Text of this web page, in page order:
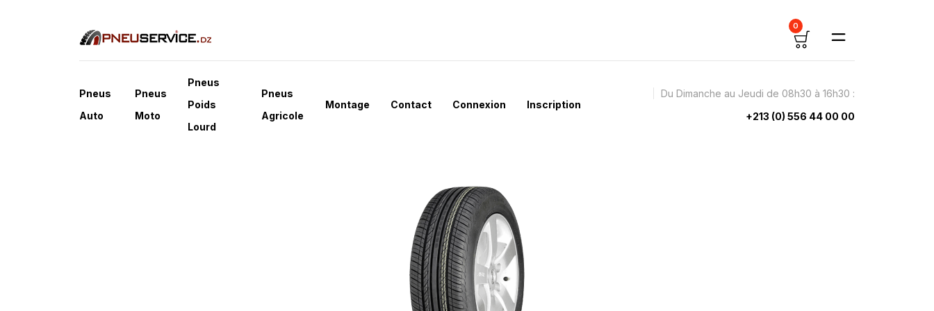
0
Pneus
Auto
Pneus
Moto
Pneus
Poids
Lourd
Pneus
Agricole
Montage Contact Connexion Inscription
Du Dimanche au Jeudi de 08h30 à 16h30 :
+213 (0) 556 44 00 00